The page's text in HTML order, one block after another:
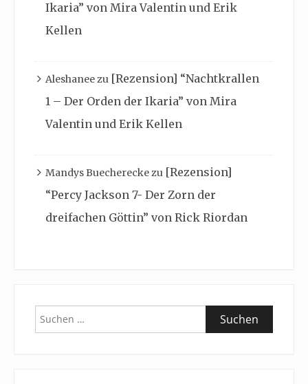
Ikaria” von Mira Valentin und Erik
Kellen
Aleshaneezu [Rezension] “Nachtkrallen
1 – Der Orden der Ikaria” von Mira
Valentin und Erik Kellen
Mandys Buechereckezu [Rezension]
“Percy Jackson 7- Der Zorn der
dreifachen Göttin” von Rick Riordan
Suchen
nach: